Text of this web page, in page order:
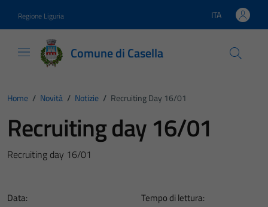
Regione Liguria Lingua attiva:
ITA
Comune di Casella
Home / Novità / Notizie / Recruiting Day 16/01
Recruiting day 16/01
Recruiting day 16/01
Data: Tempo di lettura: